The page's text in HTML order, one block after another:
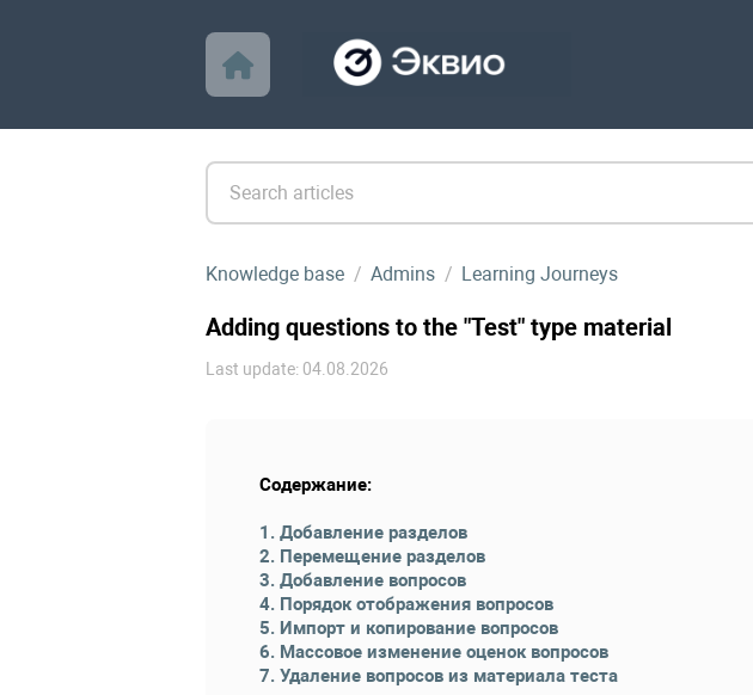
Knowledge base Admins Learning Journeys
Adding questions to the "Test" type material
Last update: 04.08.2026
Содержание:
1. Добавление разделов
2. Перемещение разделов
3. Добавление вопросов
4. Порядок отображения вопросов
5. Импорт и копирование вопросов
6. Массовое изменение оценок вопросов
7. Удаление вопросов из материала теста